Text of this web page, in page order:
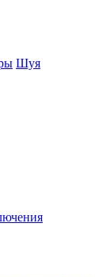
Шуя